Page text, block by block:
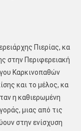
Πιερίας, κα
στην Περιφερειακή
Καρκινοπαθών
και το μέλος, κα
η καθιερωμένη
μιας από τις
στην ενίσχυση